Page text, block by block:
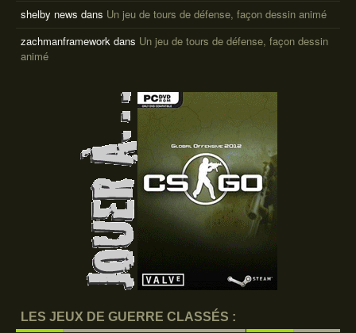
shelby news dans Un jeu de tours de défense, façon dessin animé
zachmanframework dans Un jeu de tours de défense, façon dessin
animé
LES JEUX DE GUERRE CLASSÉS :